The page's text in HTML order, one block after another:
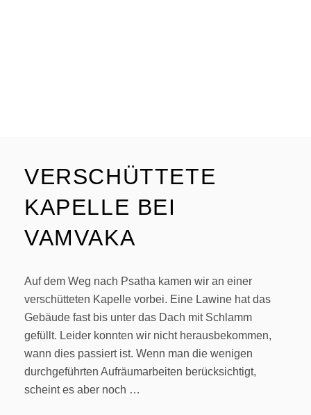
VERSCHÜTTETE
KAPELLE BEI
VAMVAKA
Auf dem Weg nach Psatha kamen wir an einer
verschütteten Kapelle vorbei. Eine Lawine hat das
Gebäude fast bis unter das Dach mit Schlamm
gefüllt. Leider konnten wir nicht herausbekommen,
wann dies passiert ist. Wenn man die wenigen
durchgeführten Aufräumarbeiten berücksichtigt,
scheint es aber noch …